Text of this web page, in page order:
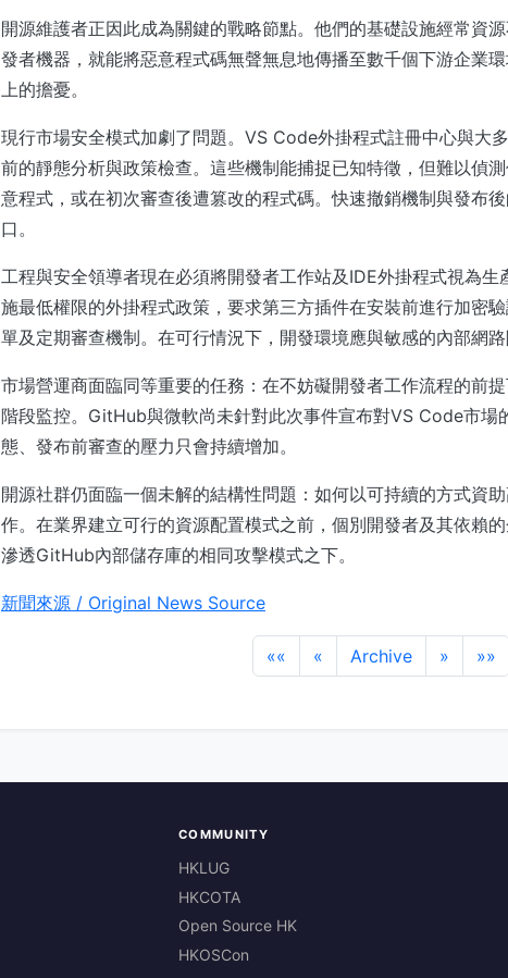
開源維護者正因此成為關鍵的戰略節點。他們的基礎設施經常資
發者機器，就能將惡意程式碼無聲無息地傳播至數千個下游企業
上的擔憂。
現行市場安全模式加劇了問題。VS Code外掛程式註冊中心與大
前的靜態分析與政策檢查。這些機制能捕捉已知特徵，但難以偵
意程式，或在初次審查後遭篡改的程式碼。快速撤銷機制與發布
口。
工程與安全領導者現在必須將開發者工作站及IDE外掛程式視為
施最低權限的外掛程式政策，要求第三方插件在安裝前進行加密
單及定期審查機制。在可行情況下，開發環境應與敏感的內部網路
市場營運商面臨同等重要的任務：在不妨礙開發者工作流程的前
階段監控。GitHub與微軟尚未針對此次事件宣布對VS Code市場
態、發布前審查的壓力只會持續增加。
開源社群仍面臨一個未解的結構性問題：如何以可持續的方式資
作。在業界建立可行的資源配置模式之前，個別開發者及其依賴
滲透GitHub內部儲存庫的相同攻擊模式之下。
新聞來源 / Original News Source
«« « Archive » »»
COMMUNITY
HKLUG
HKCOTA
Open Source HK
HKOSCon